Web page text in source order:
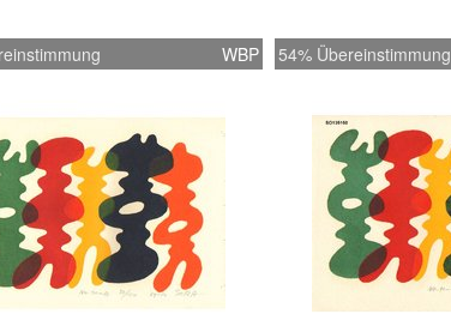
WBP 54% Übereinstimmung